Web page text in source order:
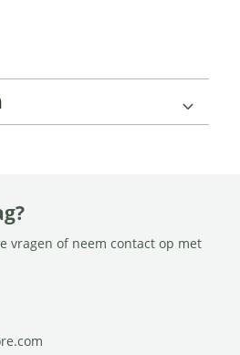
vragen of neem contact op met